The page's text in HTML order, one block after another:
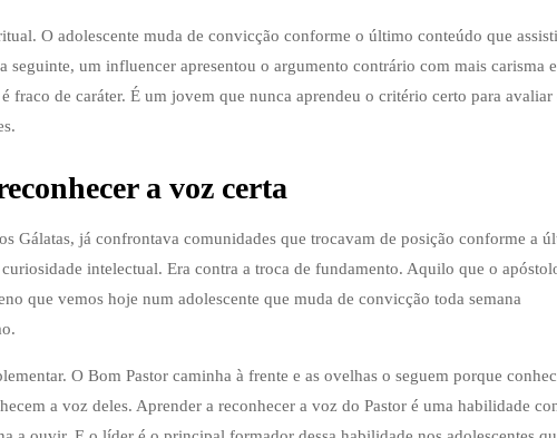
O adolescente muda de convicção conforme o último conteúdo que
seguinte, um influencer apresentou o argumento contrário com mais carisma
fraco de caráter. É um jovem que nunca aprendeu o critério certo para avaliar
a voz certa
Gálatas, já confrontava comunidades que trocavam de posição conforme a
intelectual. Era contra a troca de fundamento. Aquilo que o
que vemos hoje num adolescente que muda de convicção toda semana
O Bom Pastor caminha à frente e as ovelhas o seguem porque
a voz deles. Aprender a reconhecer a voz do Pastor é uma habilidade